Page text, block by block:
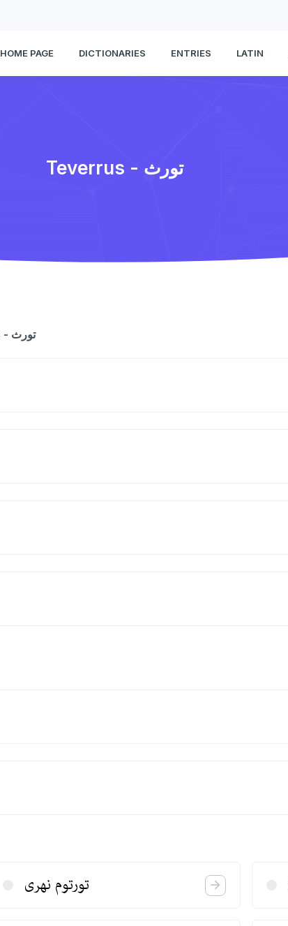
HOME PAGE DICTIONARIES ENTRIES LATIN
Teverrus - تورث
The entry is a dictionary list for the word Teverrus - تورث
تورتوم نهری